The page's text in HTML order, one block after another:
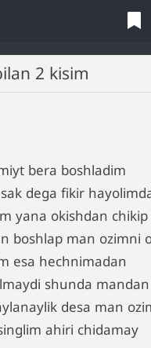
2 kisim
bera boshladim
dega fikir
yana okishdan chikip
boshlap man ozimni
esa hechnimadan
shunda mandan
desa man
ahiri chidamay